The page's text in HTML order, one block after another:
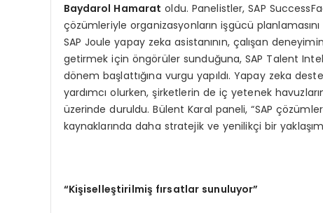
Baydarol Hamarat oldu. Panelistler, SAP
çözümleriyle organizasyonların işgücü
SAP Joule yapay zeka asistanının, çalışan
getirmek için öngörüler sunduğuna, SAP Talent
dönem başlattığına vurgu yapıldı. Yapay zeka
yardımcı olurken, şirketlerin de iç yetenek
üzerinde duruldu. Bülent Karal paneli, “SAP
kaynaklarında daha stratejik ve yenilikçi bir
“Kişiselleştirilmiş fırsatlar sunuluyor”